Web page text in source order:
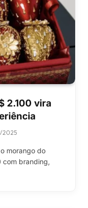
2.100 vira
2025
morango do
com branding,